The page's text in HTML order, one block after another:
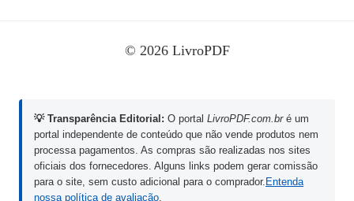
© 2026 LivroPDF
💡 Transparência Editorial: O portal LivroPDF.com.bré um
portal independente de conteúdo que não vende produtos nem
processa pagamentos. As compras são realizadas nos sites
oficiais dos fornecedores. Alguns links podem gerar comissão
para o site, sem custo adicional para o comprador. Entenda
nossa política de avaliação.